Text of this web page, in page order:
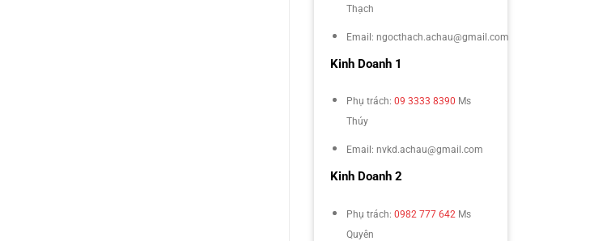
Thạch
Email: ngocthach.achau@gmail.com
Kinh Doanh 1
Phụ trách: 09 3333 8390 Ms
Thúy
Email: nvkd.achau@gmail.com
Kinh Doanh 2
Phụ trách: 0982 777 642 Ms
Quyên